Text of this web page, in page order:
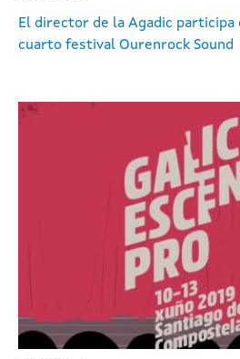
El director de la Agadic
cuarto festival Ourenrock Sound